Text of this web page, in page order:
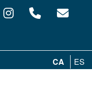
CA ES